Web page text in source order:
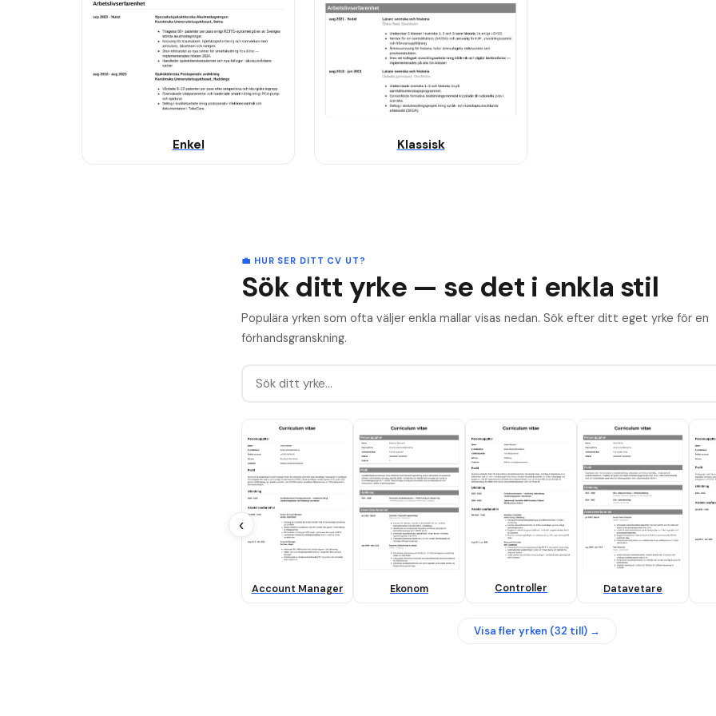
Enkel Klassisk
💼 HUR SER DITT CV UT?
Sök ditt yrke — se det i enkla stil
Populära yrken som ofta väljer enkla mallar visas nedan. Sök efter ditt eget yrke för en
förhandsgranskning.
‹
Account Manager Ekonom Controller Datavetare
Visa fler yrken (32 till) →